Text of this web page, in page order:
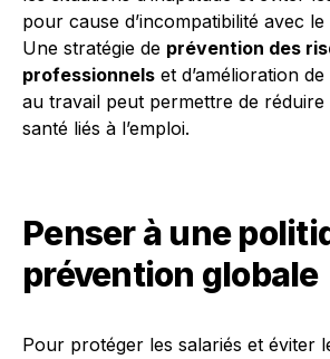
pour cause d’incompatibilité avec
Une stratégie de prévention des
professionnels et d’amélioration
au travail peut permettre de
santé liés à l’emploi.
Penser à une
prévention globale
Pour protéger les salariés et éviter